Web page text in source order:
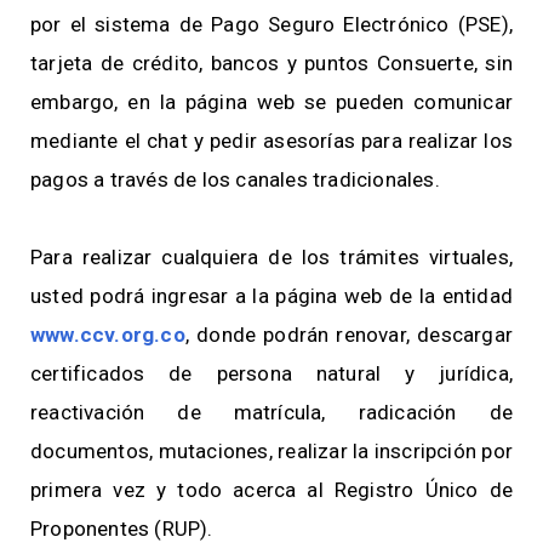
por el sistema de Pago Seguro Electrónico (PSE),
tarjeta de crédito, bancos y puntos Consuerte, sin
embargo, en la página web se pueden comunicar
mediante el chat y pedir asesorías para realizar los
pagos a través de los canales tradicionales.
Para realizar cualquiera de los trámites virtuales,
usted podrá ingresar a la página web de la entidad
www.ccv.org.co, donde podrán renovar, descargar
certificados de persona natural y jurídica,
reactivación de matrícula, radicación de
documentos, mutaciones, realizar la inscripción por
primera vez y todo acerca al Registro Único de
Proponentes (RUP).